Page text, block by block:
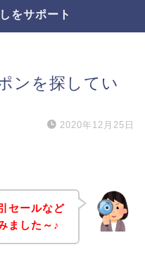
をサポート
ンを探してい
2020年12月25日
セールなど
ました～♪